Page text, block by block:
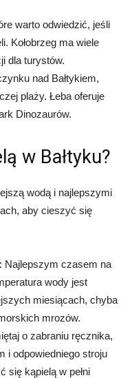
warto odwiedzić, jeśli
Kołobrzeg ma wiele
dla turystów.
nad Bałtykiem,
plaży. Łeba oferuje
Dinozaurów.
w Bałtyku?
wodą i najlepszymi
aby cieszyć się
Najlepszym czasem na
wody jest
miesiącach, chyba
mrozów.
o zabraniu ręcznika,
i odpowiedniego stroju
się kąpielą w pełni